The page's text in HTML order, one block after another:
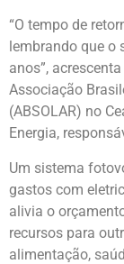
“O tempo de
lembrando que o
anos”,
Associação
(ABSOLAR) no
Energia,
Um sistema
gastos com
alivia o
recursos para
alimentação,